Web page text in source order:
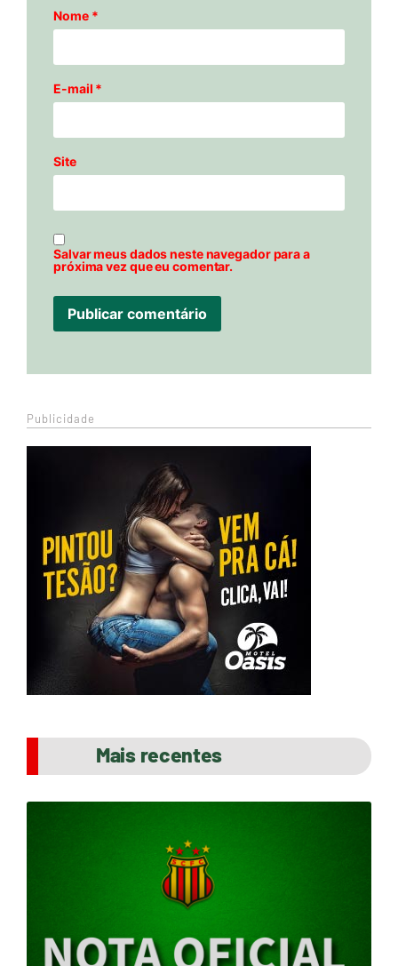
Nome *
E-mail *
Site
Salvar meus dados neste navegador para a
próxima vez que eu comentar.
Publicidade
Mais recentes